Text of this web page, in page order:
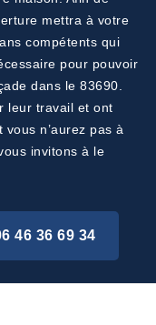
mettra à votre
compétents qui
pour pouvoir
dans le 83690.
leur travail et ont
n’aurez pas à
invitons à le
46 36 69 34